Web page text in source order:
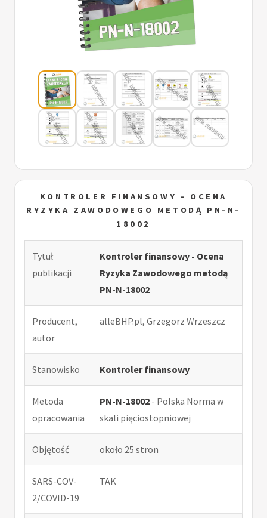
KONTROLER FINANSOWY - OCENA
RYZYKA ZAWODOWEGO METODĄ PN-N-
18002
Tytuł
publikacji
Kontroler finansowy - Ocena
Ryzyka Zawodowego metodą
PN-N-18002
Producent,
autor
alleBHP.pl, Grzegorz Wrzeszcz
Stanowisko Kontroler finansowy
Metoda
opracowania
PN-N-18002 - Polska Norma w
skali pięciostopniowej
Objętość około 25 stron
SARS-COV-
2/COVID-19
TAK